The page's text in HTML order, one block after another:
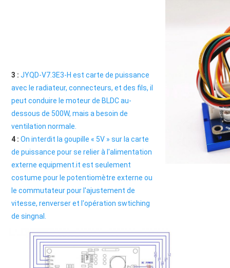
3 :
avec le radiateur, connecteurs, et des fils, il
peut conduire le moteur de BLDC au-
dessous de 500W, mais a besoin de
ventilation normale.
4 : On interdit la goupille « 5V » sur la carte
de puissance pour se relier à l'alimentation
externe equipment.it est seulement
costume pour le potentiomètre externe ou
le commutateur pour l'ajustement de
vitesse, renverser et l'opération swtiching
de singnal.